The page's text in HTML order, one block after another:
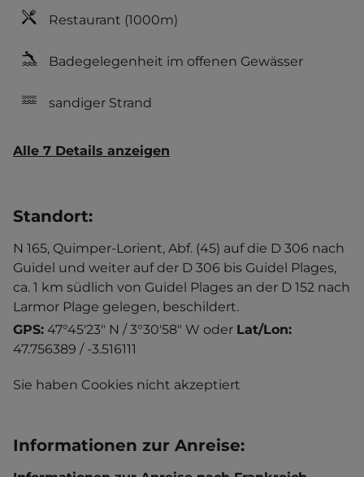
Restaurant (1000m)
Badegelegenheit im offenen Gewässer
sandiger Strand
Alle 7 Details anzeigen
Standort:
N 165, Quimper-Lorient, Abf. (45) auf die D 306 nach
Guidel und weiter auf der D 306 bis Guidel Plages,
ca. 1 km südlich von Guidel Plages an der D 152 nach
Larmor Plage gelegen, beschildert.
GPS: 47°45'23" N / 3°30'58" W oder Lat/Lon:
47.756389 / -3.516111
Sie haben Cookies nicht akzeptiert
Informationen zur Anreise: